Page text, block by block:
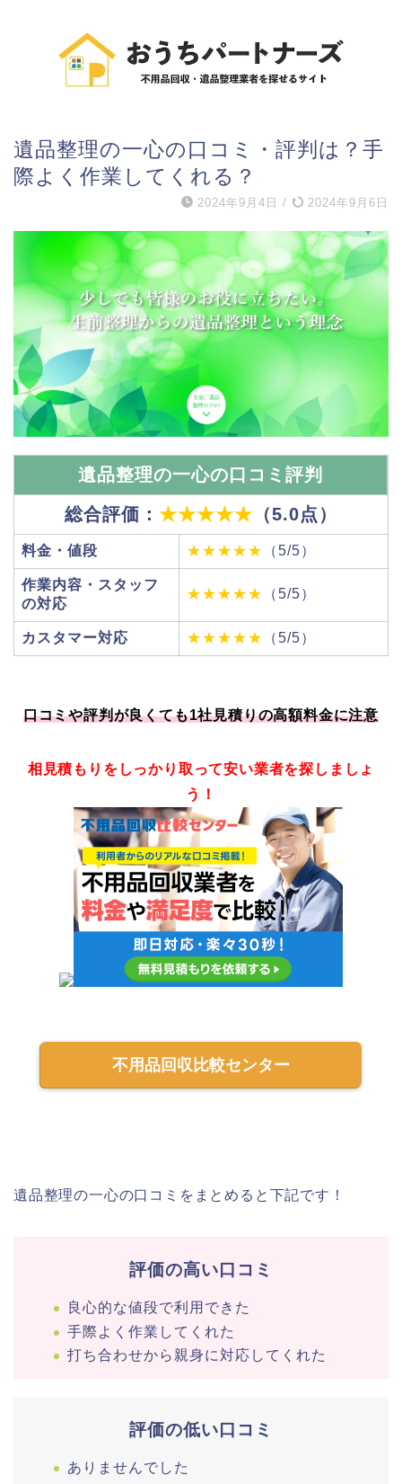
遺品整理の一心の口コミ・評判は？手
際よく作業してくれる？
2024年9月4日 / 2024年9月6日
遺品整理の一心の口コミ評判
総合評価： ★★★★★ （5.0点）
料金・値段 ★★★★★ （5/5）
作業内容・スタッフ
の対応
★★★★★ （5/5）
カスタマー対応 ★★★★★ （5/5）
口コミや評判が良くても1社見積りの高額料金に注意
相見積もりをしっかり取って安い業者を探しましょ
う！
不用品回収比較センター
遺品整理の一心の口コミをまとめると下記です！
評価の高い口コミ
良心的な値段で利用できた
手際よく作業してくれた
打ち合わせから親身に対応してくれた
評価の低い口コミ
ありませんでした